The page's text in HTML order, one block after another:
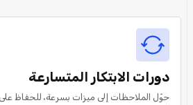
دورات الابتكار المتسارعة
حوّل الملاحظات إلى ميزات بسرعة، للحفاظ